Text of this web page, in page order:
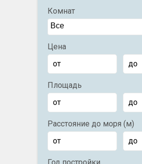
Комнат
Цена
Площадь
Расстояние до моря (м)